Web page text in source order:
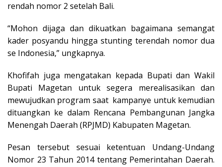
rendah nomor 2 setelah Bali.
“Mohon dijaga dan dikuatkan bagaimana semangat
kader posyandu hingga stunting terendah nomor dua
se Indonesia,” ungkapnya.
Khofifah juga mengatakan kepada Bupati dan Wakil
Bupati Magetan untuk segera merealisasikan dan
mewujudkan program saat kampanye untuk kemudian
dituangkan ke dalam Rencana Pembangunan Jangka
Menengah Daerah (RPJMD) Kabupaten Magetan.
Pesan tersebut sesuai ketentuan Undang-Undang
Nomor 23 Tahun 2014 tentang Pemerintahan Daerah.